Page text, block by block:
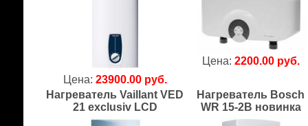
Цена: 23900.00 руб.
Цена: 2200.00 руб.
Нагреватель Vaillant VED
21 exclusiv LCD
Нагреватель Bosch
WR 15-2B новинка